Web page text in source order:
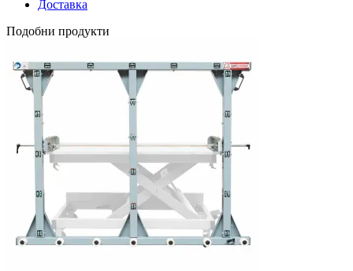
Доставка
Подобни продукти